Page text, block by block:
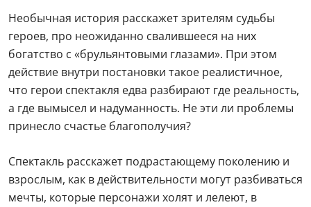
Необычная история расскажет зрителям судьбы
героев, про неожиданно свалившееся на них
богатство с «брульянтовыми глазами». При этом
действие внутри постановки такое реалистичное,
что герои спектакля едва разбирают где реальность,
а где вымысел и надуманность. Не эти ли проблемы
принесло счастье благополучия?
Спектакль расскажет подрастающему поколению и
взрослым, как в действительности могут разбиваться
мечты, которые персонажи холят и лелеют, в